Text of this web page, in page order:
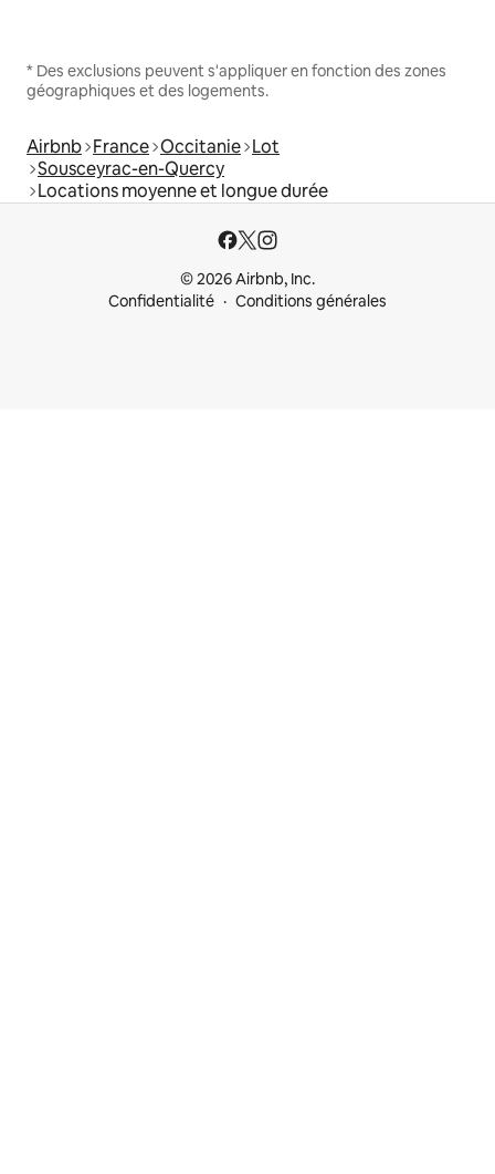
* Des exclusions peuvent s'appliquer en fonction des zones
géographiques et des logements.
Airbnb France Occitanie Lot
Sousceyrac-en-Quercy
Locations moyenne et longue durée
© 2026 Airbnb, Inc.
Confidentialité
Conditions générales